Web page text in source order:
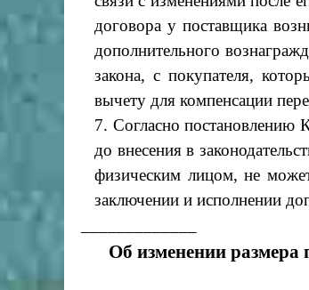
договора у поставщика
дополнительного
закона, с покупателя,
вычету для компенсации
7. Согласно постановлению
до внесения в
физическим лицом, не
заключении и исполнении
Об изменении